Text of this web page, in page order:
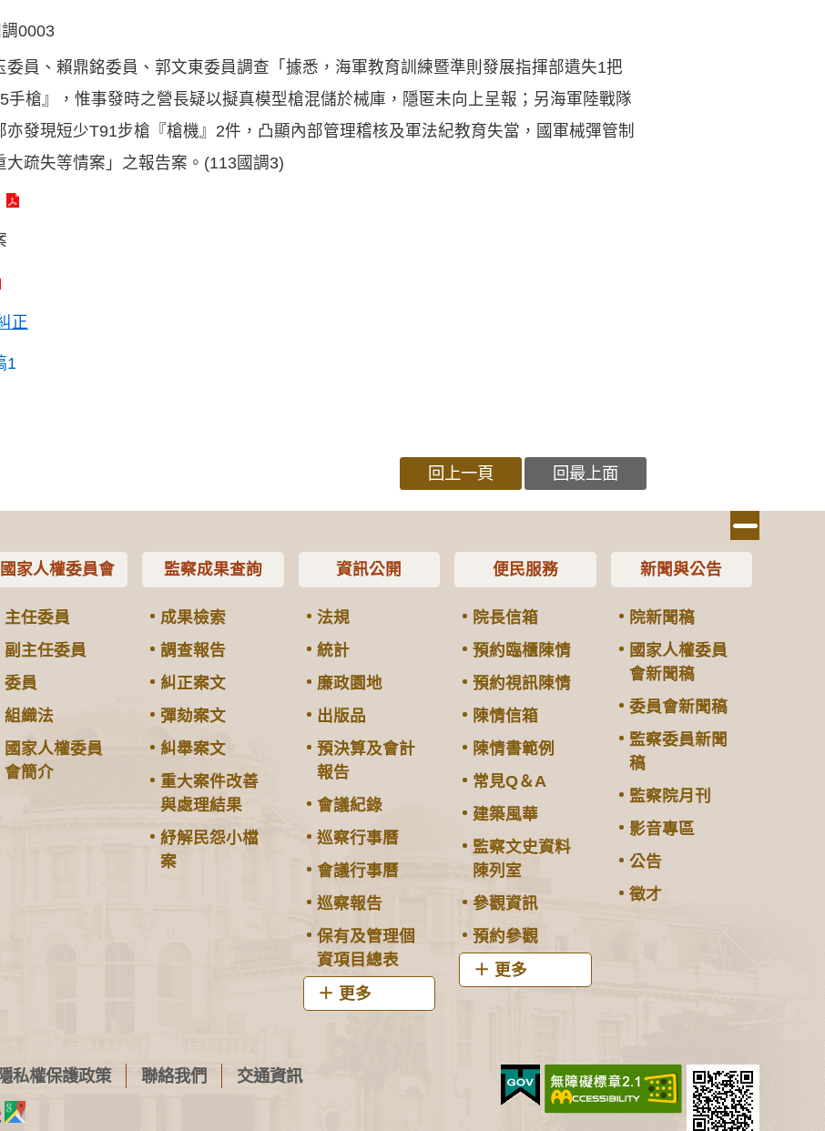
0003
委員、賴鼎銘委員、郭文東委員調查「據悉，海軍教育訓練暨準則發展指揮部遺失1把
手槍』，惟事發時之營長疑以擬真模型槍混儲於械庫，隱匿未向上呈報；另海軍陸戰隊
亦發現短少T91步槍『槍機』2件，凸顯內部管理稽核及軍法紀教育失當，國軍械彈管制
大疏失等情案」之報告案。(113國調3)
正
1
回上一頁 回最上面
國家人權委員會
主任委員
副主任委員
委員
組織法
國家人權委員
會簡介
監察成果查詢
成果檢索
調查報告
糾正案文
彈劾案文
糾舉案文
重大案件改善
與處理結果
紓解民怨小檔
案
資訊公開
法規
統計
廉政園地
出版品
預決算及會計
報告
會議紀錄
巡察行事曆
會議行事曆
巡察報告
保有及管理個
資項目總表
更多
便民服務
院長信箱
預約臨櫃陳情
預約視訊陳情
陳情信箱
陳情書範例
常見Q＆A
建築風華
監察文史資料
陳列室
參觀資訊
預約參觀
更多
新聞與公告
院新聞稿
國家人權委員
會新聞稿
委員會新聞稿
監察委員新聞
稿
監察院月刊
影音專區
公告
徵才
隱私權保護政策 聯絡我們 交通資訊